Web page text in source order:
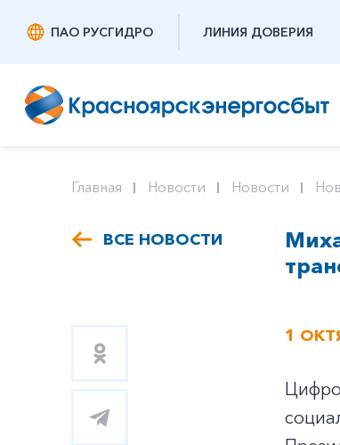
ПАО РУСГИДРО ЛИНИЯ ДОВЕРИЯ
Главная Новости Новости
ВСЕ НОВОСТИ
1